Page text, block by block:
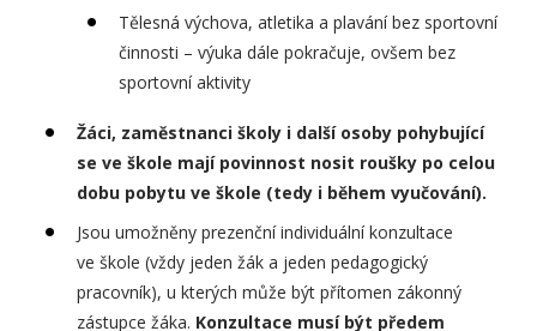
Tělesná výchova, atletika a plavání bez sportovní
činnosti – výuka dále pokračuje, ovšem bez
sportovní aktivity
Žáci, zaměstnanci školy i další osoby pohybující
se ve škole mají povinnost nosit roušky po celou
dobu pobytu ve škole (tedy i během vyučování).
Jsou umožněny prezenční individuální konzultace
ve škole (vždy jeden žák a jeden pedagogický
pracovník), u kterých může být přítomen zákonný
zástupce žáka. Konzultace musí být předem